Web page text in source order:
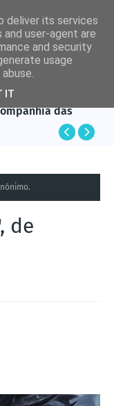
das
de
deliver its services
user-agent are
and security
usage
IT